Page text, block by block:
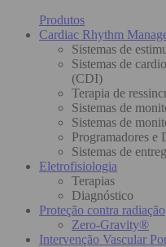
Produtos
Cardiac Rhythm
Sistemas de
Sistemas de
(CDI)
Terapia de
Sistemas de
Sistemas de
Programadores e
Sistemas de
Eletrofisiologia
Terapias
Diagnóstico
Proteção contra radiação
Zero-Gravity®
Intervenção Vascular